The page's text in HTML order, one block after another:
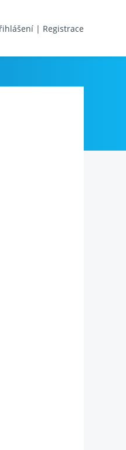
| Registrace